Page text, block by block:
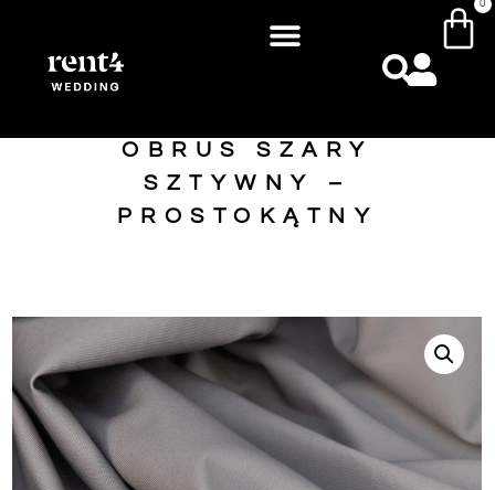
0
OBRUS SZARY
SZTYWNY –
PROSTOKĄTNY